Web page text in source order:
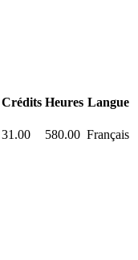
Crédits Heures Langue
31.00 580.00 Français